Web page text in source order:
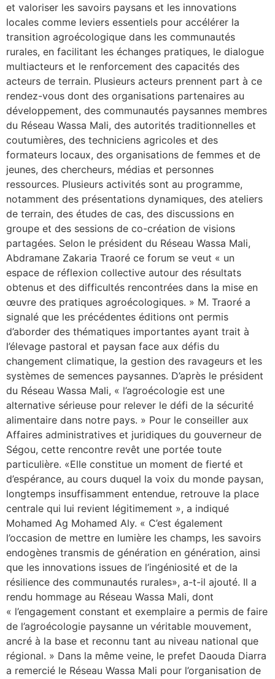
et valoriser les savoirs paysans et les innovations
locales comme leviers essentiels pour accélérer la
transition agroécologique dans les communautés
rurales, en facilitant les échanges pratiques, le dialogue
multiacteurs et le renforcement des capacités des
acteurs de terrain. Plusieurs acteurs prennent part à ce
rendez-vous dont des organisations partenaires au
développement, des communautés paysannes membres
du Réseau Wassa Mali, des autorités traditionnelles et
coutumières, des techniciens agricoles et des
formateurs locaux, des organisations de femmes et de
jeunes, des chercheurs, médias et personnes
ressources. Plusieurs activités sont au programme,
notamment des présentations dynamiques, des ateliers
de terrain, des études de cas, des discussions en
groupe et des sessions de co-création de visions
partagées. Selon le président du Réseau Wassa Mali,
Abdramane Zakaria Traoré ce forum se veut « un
espace de réflexion collective autour des résultats
obtenus et des difficultés rencontrées dans la mise en
œuvre des pratiques agroécologiques. » M. Traoré a
signalé que les précédentes éditions ont permis
d’aborder des thématiques importantes ayant trait à
l’élevage pastoral et paysan face aux défis du
changement climatique, la gestion des ravageurs et les
systèmes de semences paysannes. D’après le président
du Réseau Wassa Mali, « l’agroécologie est une
alternative sérieuse pour relever le défi de la sécurité
alimentaire dans notre pays. » Pour le conseiller aux
Affaires administratives et juridiques du gouverneur de
Ségou, cette rencontre revêt une portée toute
particulière. «Elle constitue un moment de fierté et
d’espérance, au cours duquel la voix du monde paysan,
longtemps insuffisamment entendue, retrouve la place
centrale qui lui revient légitimement », a indiqué
Mohamed Ag Mohamed Aly. « C’est également
l’occasion de mettre en lumière les champs, les savoirs
endogènes transmis de génération en génération, ainsi
que les innovations issues de l’ingéniosité et de la
résilience des communautés rurales», a-t-il ajouté. Il a
rendu hommage au Réseau Wassa Mali, dont
« l’engagement constant et exemplaire a permis de faire
de l’agroécologie paysanne un véritable mouvement,
ancré à la base et reconnu tant au niveau national que
régional. » Dans la même veine, le prefet Daouda Diarra
a remercié le Réseau Wassa Mali pour l’organisation de